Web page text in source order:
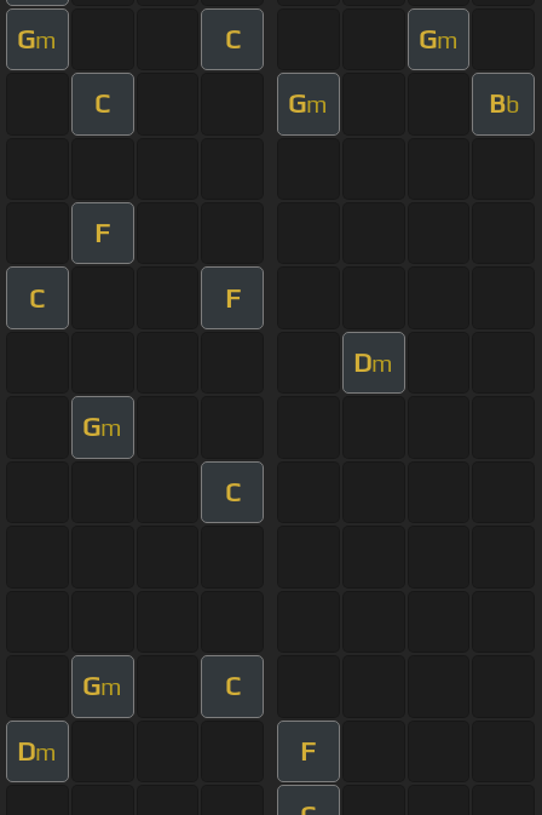
Gm C Gm
C Gm Bb
F
C F
Dm
Gm
C
Gm C
Dm F